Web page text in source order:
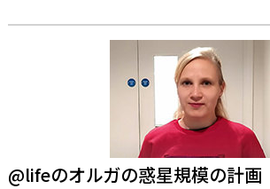
@lifeのオルガの惑星規模の計画